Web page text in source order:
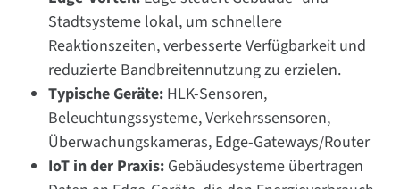
Stadtsysteme lokal, um schnellere
Reaktionszeiten, verbesserte Verfügbarkeit und
reduzierte Bandbreitennutzung zu erzielen.
Typische Geräte: HLK-Sensoren,
Beleuchtungssysteme, Verkehrssensoren,
Überwachungskameras, Edge-Gateways/Router
IoT in der Praxis: Gebäudesysteme übertragen